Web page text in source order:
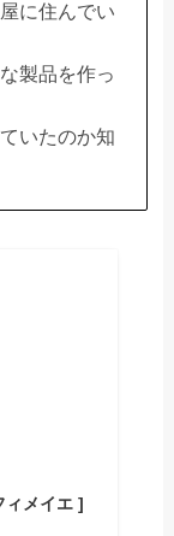
に住んでい
製品を作っ
いたのか知
ィメイエ ]